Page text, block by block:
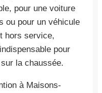
pour une voiture
ou pour un véhicule
hors service,
pour
la chaussée.
à Maisons-